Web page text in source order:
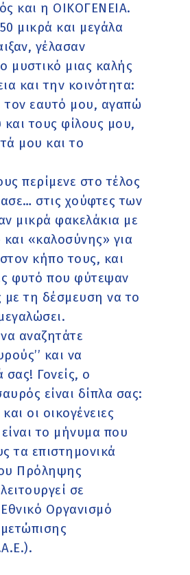
και η ΟΙΚΟΓΕΝΕΙΑ.
μικρά και μεγάλα
γέλασαν
μυστικό μιας καλής
και την κοινότητα:
τον εαυτό μου, αγαπώ
και τους φίλους μου,
μου και το
περίμενε στο τέλος
στις χούφτες των
μικρά φακελάκια με
«καλοσύνης» για
κήπο τους, και
φυτό που φύτεψαν
με τη δέσμευση να το
αναζητάτε
και να
σας! Γονείς, ο
είναι δίπλα σας:
οι οικογένειες
το μήνυμα που
τα επιστημονικά
Πρόληψης
σε
Οργανισμό